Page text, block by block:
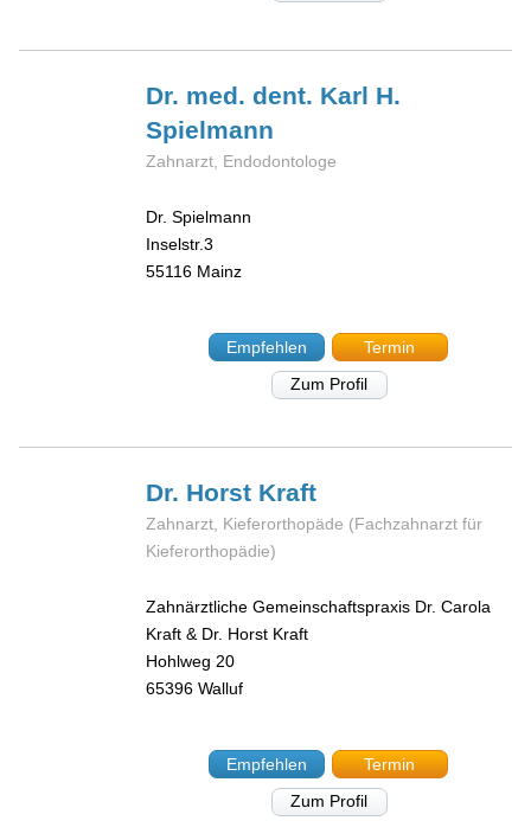
Dr. med. dent. Karl H.
Spielmann
Zahnarzt, Endodontologe
Dr. Spielmann
Inselstr.3
55116 Mainz
Empfehlen
Termin
Zum Profil
Dr. Horst Kraft
Zahnarzt, Kieferorthopäde (Fachzahnarzt für
Kieferorthopädie)
Zahnärztliche Gemeinschaftspraxis Dr. Carola
Kraft & Dr. Horst Kraft
Hohlweg 20
65396 Walluf
Empfehlen
Termin
Zum Profil